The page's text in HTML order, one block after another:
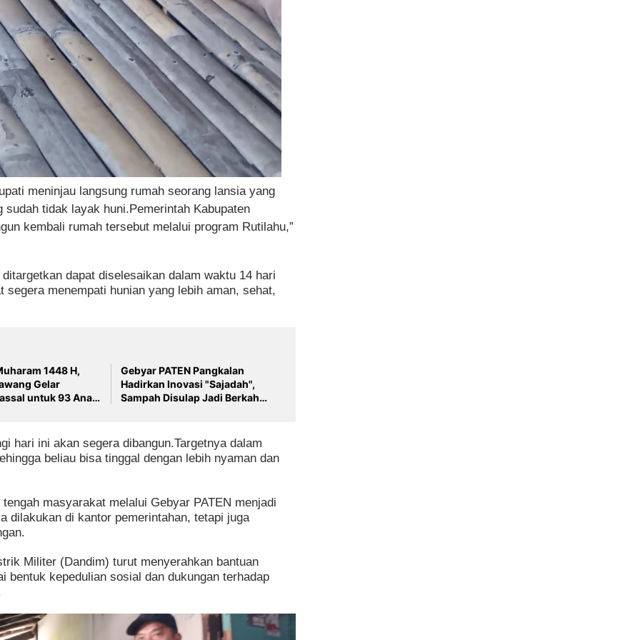
meninjau langsung rumah seorang lansia yang
tidak layak huni.Pemerintah Kabupaten
kembali rumah tersebut melalui program Rutilahu,”
dapat diselesaikan dalam waktu 14 hari
menempati hunian yang lebih aman, sehat,
1448 H,
Gelar
untuk 93 Anak
Gebyar PATEN Pangkalan
Hadirkan Inovasi "Sajadah",
Sampah Disulap Jadi Berkah
hari ini akan segera dibangun.Targetnya dalam
beliau bisa tinggal dengan lebih nyaman dan
masyarakat melalui Gebyar PATEN menjadi
dilakukan di kantor pemerintahan, tetapi juga
Militer (Dandim) turut menyerahkan bantuan
bentuk kepedulian sosial dan dukungan terhadap